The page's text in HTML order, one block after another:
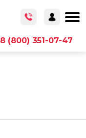
8 (800) 351-07-47